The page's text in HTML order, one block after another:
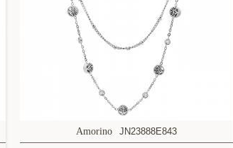
Amorino JN23888E843